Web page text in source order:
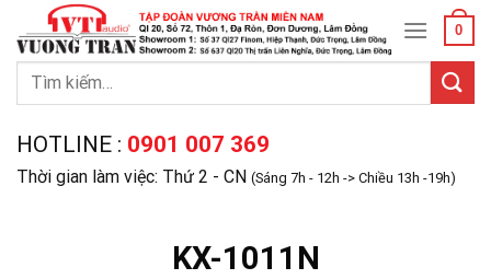
content
0
Tìm
HOTLINE : 0901 007 369
Thời gian làm việc: Thứ 2 - CN (Sáng 7h - 12h -> Chiều 13h -19h)
KX-1011N